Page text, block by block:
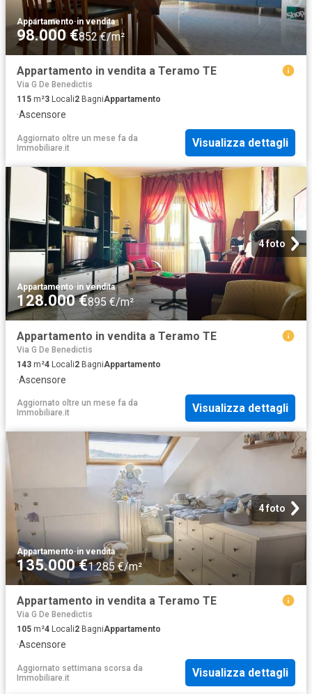
Appartamento·in vendita
98.000 €852 €/m²
Appartamento in vendita a Teramo TE
Via G De Benedictis
115 m²3 Locali2 BagniAppartamento
·Ascensore
Aggiornato oltre un mese fa da
Immobiliare.it
Visualizza dettagli
4 foto
Appartamento·in vendita
128.000 €895 €/m²
Appartamento in vendita a Teramo TE
Via G De Benedictis
143 m²4 Locali2 BagniAppartamento
·Ascensore
Aggiornato oltre un mese fa da
Immobiliare.it
Visualizza dettagli
4 foto
Appartamento·in vendita
135.000 €1.285 €/m²
Appartamento in vendita a Teramo TE
Via G De Benedictis
105 m²4 Locali2 BagniAppartamento
·Ascensore
Aggiornato settimana scorsa da
Immobiliare.it
Visualizza dettagli